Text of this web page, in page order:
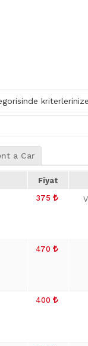
a Car
Fiyat
375
470
400